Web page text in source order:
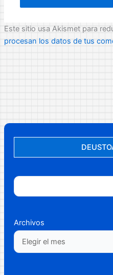
Archivos
Este sitio usa Akismet para
procesan los datos de tus